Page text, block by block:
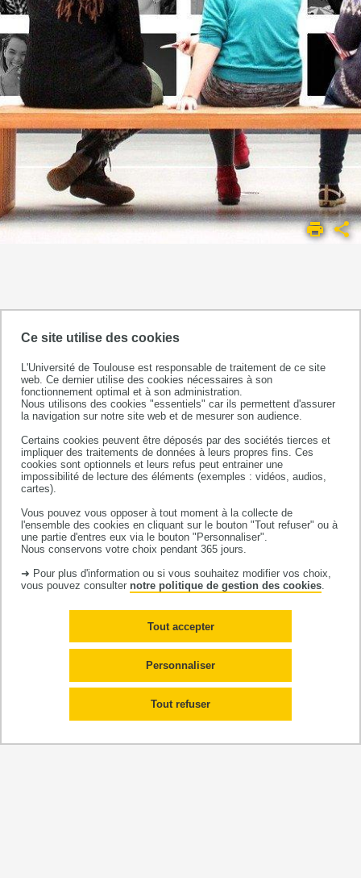
Ce site utilise des cookies
L'Université de Toulouse est responsable de traitement de ce site
web. Ce dernier utilise des cookies nécessaires à son
fonctionnement optimal et à son administration.
Nous utilisons des cookies "essentiels" car ils permettent d'assurer
la navigation sur notre site web et de mesurer son audience.
Certains cookies peuvent être déposés par des sociétés tierces et
impliquer des traitements de données à leurs propres fins. Ces
cookies sont optionnels et leurs refus peut entrainer une
impossibilité de lecture des éléments (exemples : vidéos, audios,
cartes).
Vous pouvez vous opposer à tout moment à la collecte de
l'ensemble des cookies en cliquant sur le bouton "Tout refuser" ou à
une partie d'entres eux via le bouton "Personnaliser".
Nous conservons votre choix pendant 365 jours.
➜ Pour plus d'information ou si vous souhaitez modifier vos choix,
vous pouvez consulter notre politique de gestion des cookies
Tout accepter
Tout refuser
Personnaliser
ACCUEIL
EQUIPE
BIOETHICS
BIOethics
Exploring
Trajectories
of Health
Innovations Challenging Society
Equipe constitutive de l'UMR1027,
unité mixte INSERM - Université
Roxane DELPECH•
doctorante
relative des règles relatives à la fin de vie,